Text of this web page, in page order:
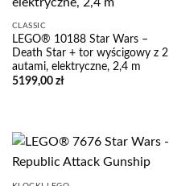
CLASSIC
LEGO® 10188 Star Wars –
Death Star + tor wyścigowy z 2
autami, elektryczne, 2,4 m
5199,00 zł